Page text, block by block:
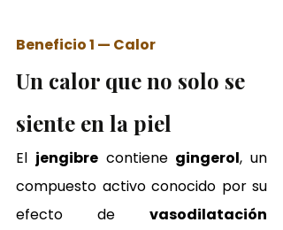
Beneficio 1 — Calor
Un calor que no solo se
siente en la piel
El jengibre contiene gingerol, un
compuesto activo conocido por su
efecto de vasodilatación